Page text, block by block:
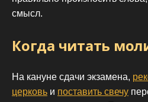
смысл.
Когда читать
На кануне сдачи экзамена,
церковь и поставить свечу